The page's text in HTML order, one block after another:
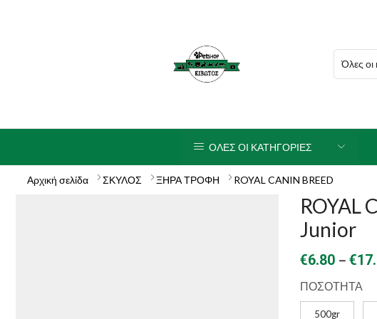
ΟΛΕΣ ΟΙ ΚΑΤΗΓΟΡΙΕΣ
Αρχική σελίδα ΣΚΥΛΟΣ ΞΗΡΑ ΤΡΟΦΗ ROYAL CANIN BREED
ROYAL
Junior
€6.80 – €
ΠΟΣΟΤΗΤΑ
500gr